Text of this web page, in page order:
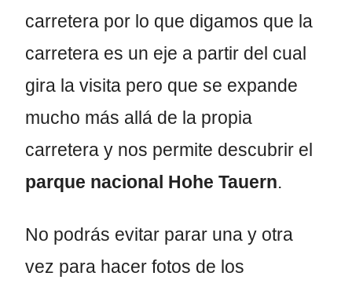
carretera por lo que digamos que la
carretera es un eje a partir del cual
gira la visita pero que se expande
mucho más allá de la propia
carretera y nos permite descubrir el
parque nacional Hohe Tauern.
No podrás evitar parar una y otra
vez para hacer fotos de los